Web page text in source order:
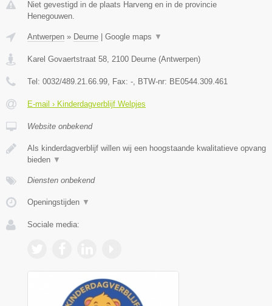
Niet gevestigd in de plaats Harveng en in de provincie
Henegouwen.
Antwerpen » Deurne | Google maps ▼
Karel Govaertstraat 58 2100 Deurne (Antwerpen)
Tel: 0032/489.21.66.99 , Fax: - , BTW-nr: BE0544.309.461
E-mail › Kinderdagverblijf Welpjes
Website onbekend
Als kinderdagverblijf willen wij een hoogstaande kwalitatieve opvang
bieden ▼
Diensten onbekend
Openingstijden ▼
Sociale media: